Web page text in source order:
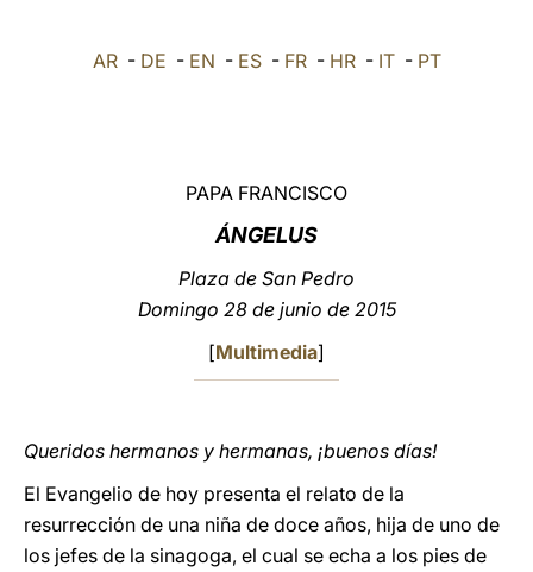
العربيّة AR- DE - EN - ES- FR- HR- IT- PT
PAPA FRANCISCO
ÁNGELUS
Plaza de San Pedro
Domingo 28 de junio de 2015
[Multimedia]
Queridos hermanos y hermanas, ¡buenos días!
El Evangelio de hoy presenta el relato de la
resurrección de una niña de doce años, hija de uno de
los jefes de la sinagoga, el cual se echa a los pies de